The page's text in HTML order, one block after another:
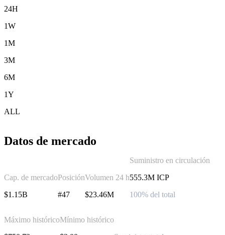
24H
1W
1M
3M
6M
1Y
ALL
Datos de mercado
Cap. de mercado
$1.15B
Posición
#47
Volumen 24 h
$23.46M
Suministro en circulación
555.3M ICP
100% del total
Máximo históricoMínimo histórico